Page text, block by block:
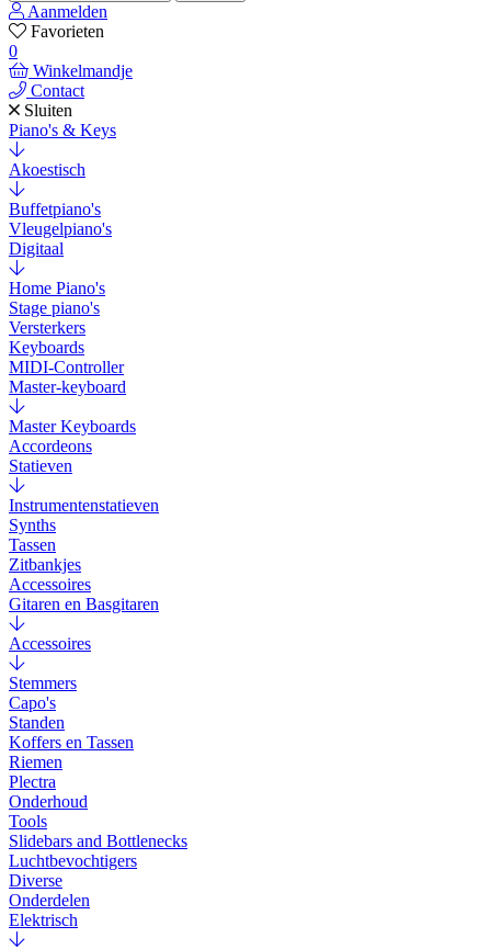
Aanmelden
Favorieten
0
Winkelmandje
Contact
Sluiten
Piano's & Keys
Akoestisch
Buffetpiano's
Vleugelpiano's
Digitaal
Home Piano's
Stage piano's
Versterkers
Keyboards
MIDI-Controller
Master-keyboard
Master Keyboards
Accordeons
Statieven
Instrumentenstatieven
Synths
Tassen
Zitbankjes
Accessoires
Gitaren en Basgitaren
Accessoires
Stemmers
Capo's
Standen
Koffers en Tassen
Riemen
Plectra
Onderhoud
Tools
Slidebars and Bottlenecks
Luchtbevochtigers
Diverse
Onderdelen
Elektrisch